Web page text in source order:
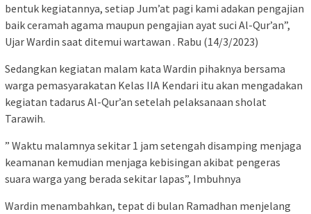
bentuk kegiatannya, setiap Jum’at pagi kami adakan pengajian
baik ceramah agama maupun pengajian ayat suci Al-Qur’an”,
Ujar Wardin saat ditemui wartawan . Rabu (14/3/2023)
Sedangkan kegiatan malam kata Wardin pihaknya bersama
warga pemasyarakatan Kelas IIA Kendari itu akan mengadakan
kegiatan tadarus Al-Qur’an setelah pelaksanaan sholat
Tarawih.
” Waktu malamnya sekitar 1 jam setengah disamping menjaga
keamanan kemudian menjaga kebisingan akibat pengeras
suara warga yang berada sekitar lapas”, Imbuhnya
Wardin menambahkan, tepat di bulan Ramadhan menjelang